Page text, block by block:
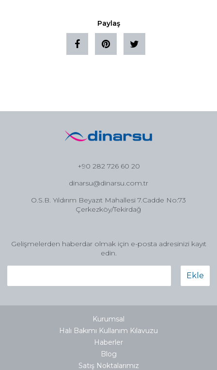
Paylaş
+90 282 726 60 20
dinarsu@dinarsu.com.tr
O.S.B. Yıldırım Beyazıt Mahallesi 7.Cadde No:73
Çerkezköy/Tekirdağ
Gelişmelerden haberdar olmak için e-posta adresinizi kayıt
edin.
Ekle
Kurumsal
Halı Bakımı Kullanım Kılavuzu
Haberler
Blog
Satış Noktalarımız